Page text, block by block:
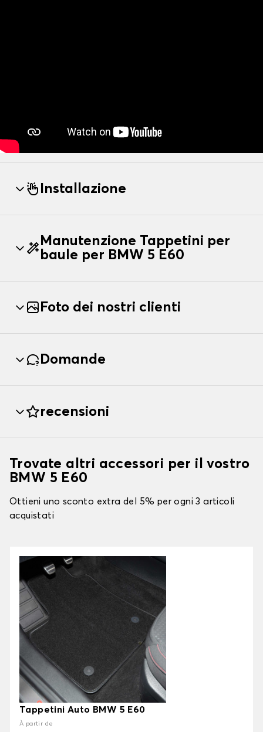
Installazione
Manutenzione Tappetini per
baule per BMW 5 E60
Foto dei nostri clienti
Domande
recensioni
Trovate altri accessori per il vostro
BMW 5 E60
Ottieni uno sconto extra del 5% per ogni 3 articoli
acquistati
Tappetini Auto BMW 5 E60
À partir de